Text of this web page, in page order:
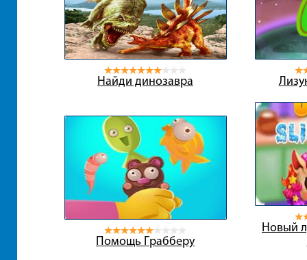
Найди динозавра
Помощь Грабберу
Новый